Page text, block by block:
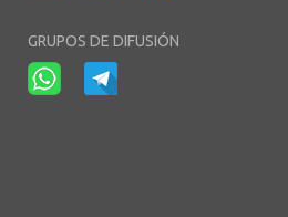
GRUPOS DE DIFUSIÓN